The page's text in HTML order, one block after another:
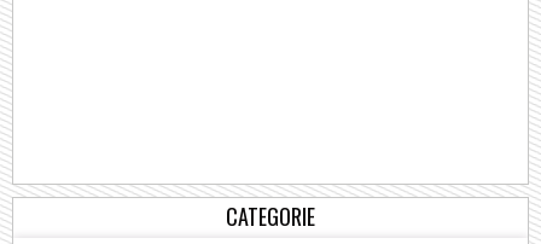
CATEGORIE